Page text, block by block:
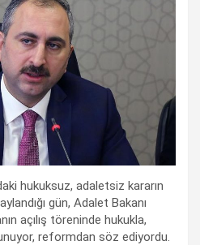
hukuksuz, adaletsiz kararın
gün, Adalet Bakanı
açılış töreninde hukukla,
reformdan söz ediyordu.